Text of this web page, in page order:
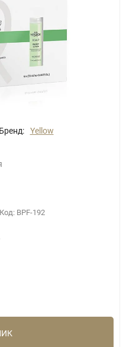
Бренд: Yellow
Код: BPF-192